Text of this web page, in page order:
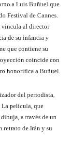
a Luis Buñuel que
Festival de Cannes.
vincula al director
de su infancia y
que contiene su
coincide con
honorífica a Buñuel.
del periodista,
La película, que
a través de un
retrato de Irán y su